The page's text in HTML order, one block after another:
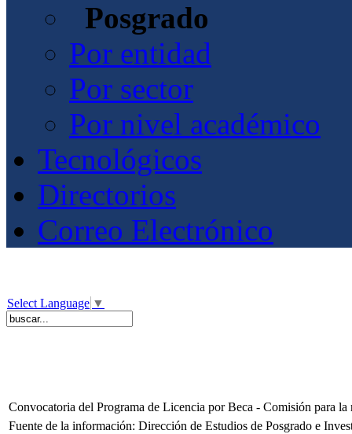
Posgrado
Por entidad
Por sector
Por nivel académico
Tecnológicos
Directorios
Correo Electrónico
Select Language ▼
Convocatoria del Programa de Licencia por Beca - Comisión para
Fuente de la información: Dirección de Estudios de Posgrado e